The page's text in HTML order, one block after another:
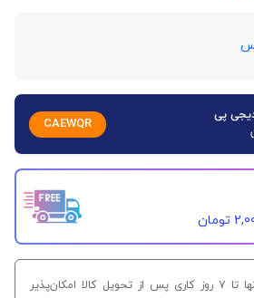
CAEWQR
امکان بازگشت کالا تنها تا ۷ روز کاری پس از تحویل کالا امکان‌پذیر